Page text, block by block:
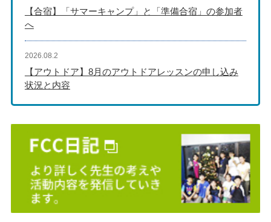
【合宿】「サマーキャンプ」と「準備合宿」の参加者
へ
【アウトドア】8月のアウトドアレッスンの申し込み
状況と内容
2026.08.2